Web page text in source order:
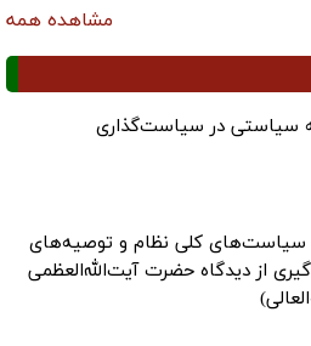
مشاهده همه
سیاستی در سیاست‌گذاری
سیاست‌های کلی نظام و توصیه‌های
از دیدگاه حضرت آیت‌الله‌العظمی